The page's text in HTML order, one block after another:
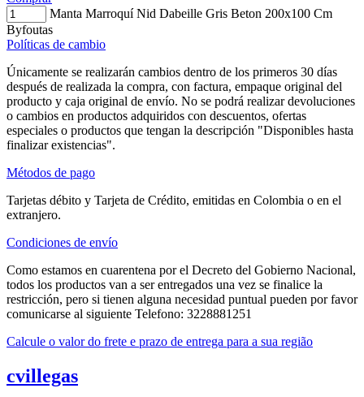
Manta Marroquí Nid Dabeille Gris Beton 200x100 Cm
Byfoutas
Políticas de cambio
Únicamente se realizarán cambios dentro de los primeros 30 días
después de realizada la compra, con factura, empaque original del
producto y caja original de envío. No se podrá realizar devoluciones
o cambios en productos adquiridos con descuentos, ofertas
especiales o productos que tengan la descripción "Disponibles hasta
finalizar existencias".
Métodos de pago
Tarjetas débito y Tarjeta de Crédito, emitidas en Colombia o en el
extranjero.
Condiciones de envío
Como estamos en cuarentena por el Decreto del Gobierno Nacional,
todos los productos van a ser entregados una vez se finalice la
restricción, pero si tienen alguna necesidad puntual pueden por favor
comunicarse al siguiente Telefono: 3228881251
Calcule o valor do frete e prazo de entrega para a sua região
cvillegas